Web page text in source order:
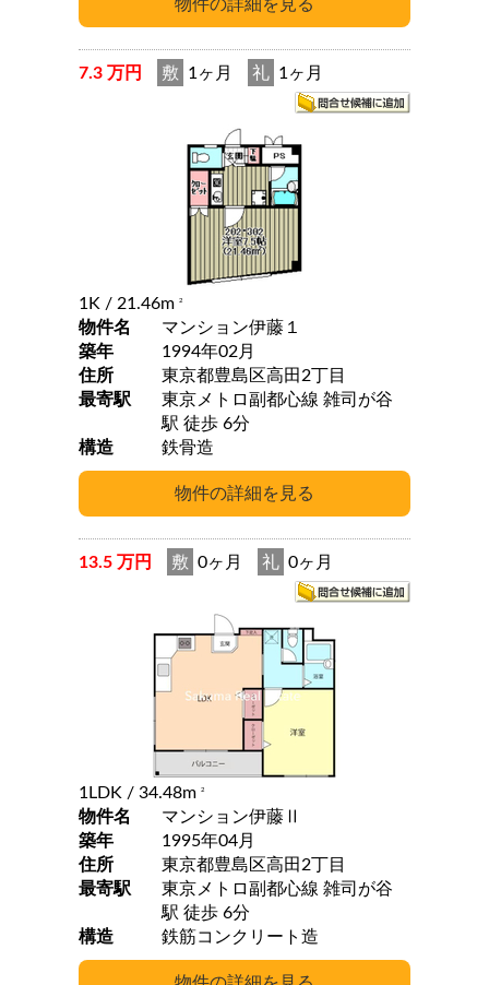
7.3 万円 敷 1ヶ月 礼 1ヶ月
1K / 21.46m 2
物件名
マンション伊藤１
築年
1994年02月
住所
東京都豊島区高田2丁目
最寄駅
東京メトロ副都心線 雑司が谷
駅 徒歩 6分
構造
鉄骨造
13.5 万円 敷 0ヶ月 礼 0ヶ月
1LDK / 34.48m 2
物件名
マンション伊藤Ⅱ
築年
1995年04月
住所
東京都豊島区高田2丁目
最寄駅
東京メトロ副都心線 雑司が谷
駅 徒歩 6分
構造
鉄筋コンクリート造